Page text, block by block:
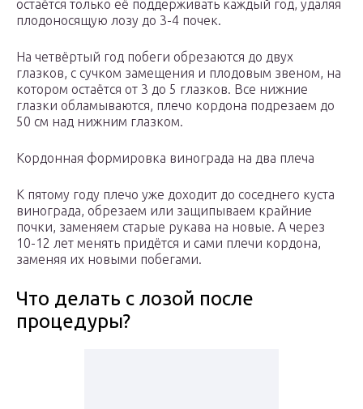
остаётся только её поддерживать каждый год, удаляя
плодоносящую лозу до 3-4 почек.
На четвёртый год побеги обрезаются до двух
глазков, с сучком замещения и плодовым звеном, на
котором остаётся от 3 до 5 глазков. Все нижние
глазки обламываются, плечо кордона подрезаем до
50 см над нижним глазком.
Кордонная формировка винограда на два плеча
К пятому году плечо уже доходит до соседнего куста
винограда, обрезаем или защипываем крайние
почки, заменяем старые рукава на новые. А через
10-12 лет менять придётся и сами плечи кордона,
заменяя их новыми побегами.
Что делать с лозой после
процедуры?